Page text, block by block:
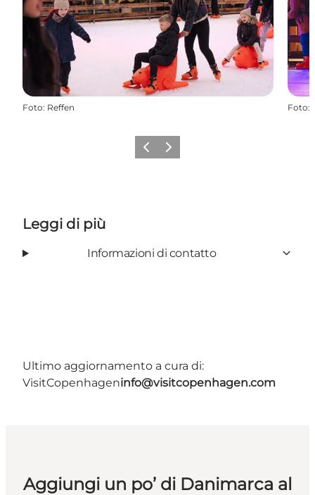
Foto: Reffen Foto:
Precedente
Avanti
Leggi di più
Informazioni di contatto
Ultimo aggiornamento a cura di:
VisitCopenhageninfo@visitcopenhagen.com
Aggiungi un po’ di Danimarca al